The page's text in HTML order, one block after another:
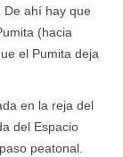
. De ahí hay que
(hacia
el Pumita deja
en la reja del
del Espacio
peatonal.